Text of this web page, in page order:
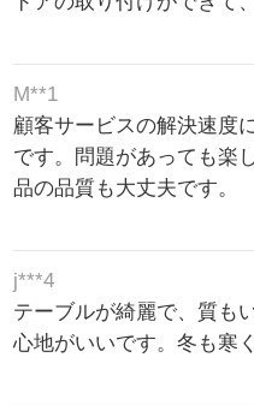
M**1
顧客サービスの解決速度
です。問題があっても楽
品の品質も大丈夫です。
j***4
テーブルが綺麗で、質も
心地がいいです。冬も寒